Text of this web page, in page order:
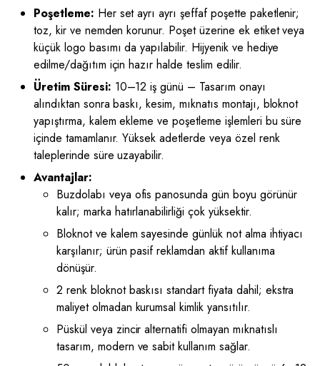
Poşetleme: Her set ayrı ayrı şeffaf poşette paketlenir;
toz, kir ve nemden korunur. Poşet üzerine ek etiket veya
küçük logo basımı da yapılabilir. Hijyenik ve hediye
edilme/dağıtım için hazır halde teslim edilir.
Üretim Süresi: 10–12 iş günü – Tasarım onayı
alındıktan sonra baskı, kesim, mıknatıs montajı, bloknot
yapıştırma, kalem ekleme ve poşetleme işlemleri bu süre
içinde tamamlanır. Yüksek adetlerde veya özel renk
taleplerinde süre uzayabilir.
Avantajlar:
Buzdolabı veya ofis panosunda gün boyu görünür
kalır; marka hatırlanabilirliği çok yüksektir.
Bloknot ve kalem sayesinde günlük not alma ihtiyacı
karşılanır; ürün pasif reklamdan aktif kullanıma
dönüşür.
2 renk bloknot baskısı standart fiyata dahil; ekstra
maliyet olmadan kurumsal kimlik yansıtılır.
Püskül veya zincir alternatifi olmayan mıknatıslı
tasarım, modern ve sabit kullanım sağlar.